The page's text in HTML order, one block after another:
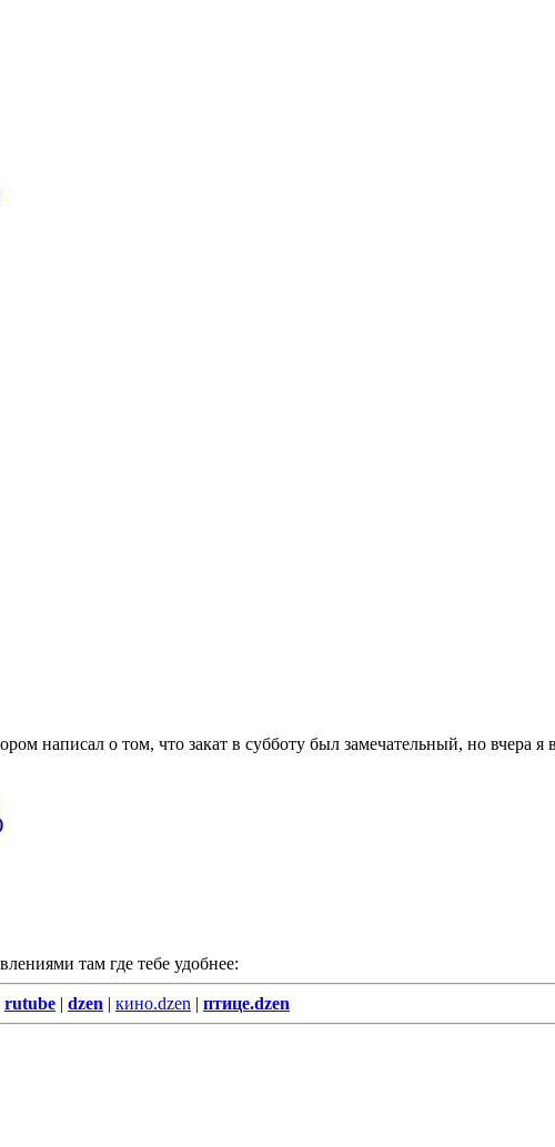
написал о том, что закат в субботу был замечательный, но вчера
там где тебе удобнее:
rutube | dzen | кино.dzen | птице.dzen